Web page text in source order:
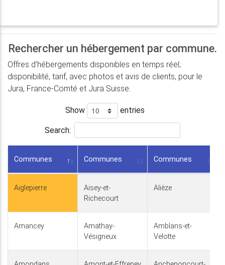
Rechercher un hébergement par commune.
Offres d'hébergements disponibles en temps réel;
disponibilité, tarif, avec photos et avis de clients, pour le
Jura, France-Comté et Jura Suisse.
Show entries
Search:
Communes Communes Communes
Aiglepierre
Aisey-et-
Richecourt
Alièze
Amancey
Amathay-
Vésigneux
Amblans-et-
Velotte